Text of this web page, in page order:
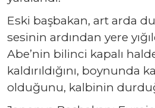
Eski başbakan, art arda
sesinin ardından yere
Abe’nin bilinci kapalı
kaldırıldığını, boynunda
olduğunu, kalbinin